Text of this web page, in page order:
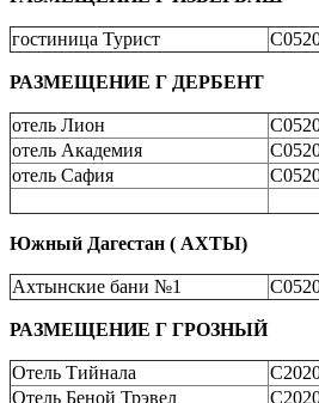
гостиница Турист
РАЗМЕЩЕНИЕ Г ДЕРБЕНТ
отель Лион
отель Академия
отель Сафия
Южный Дагестан ( АХТЫ)
Ахтынские бани №1
РАЗМЕЩЕНИЕ Г ГРОЗНЫЙ
Отель Тийнала
Отель Беной Трэвел